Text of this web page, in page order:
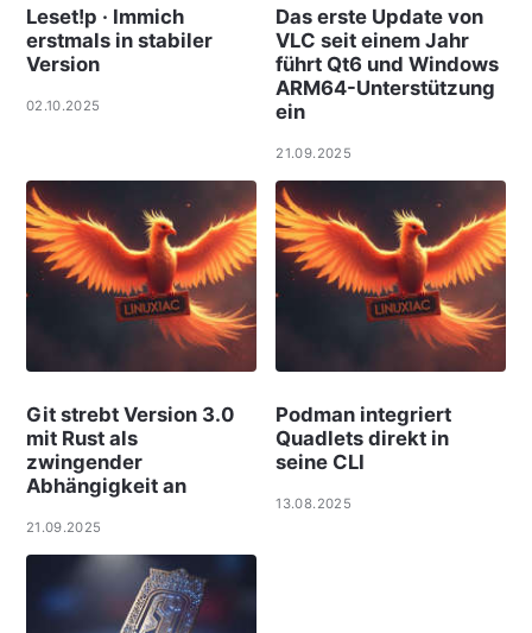
Leset!p · Immich
erstmals in stabiler
Version
02.10.2025
Das erste Update von
VLC seit einem Jahr
führt Qt6 und Windows
ARM64-Unterstützung
ein
21.09.2025
Git strebt Version 3.0
mit Rust als
zwingender
Abhängigkeit an
21.09.2025
Podman integriert
Quadlets direkt in
seine CLI
13.08.2025